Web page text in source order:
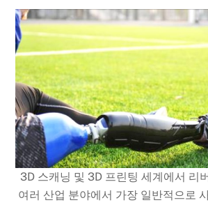
3D 스캐닝 및 3D 프린팅 세계에서 리
여러 산업 분야에서 가장 일반적으로